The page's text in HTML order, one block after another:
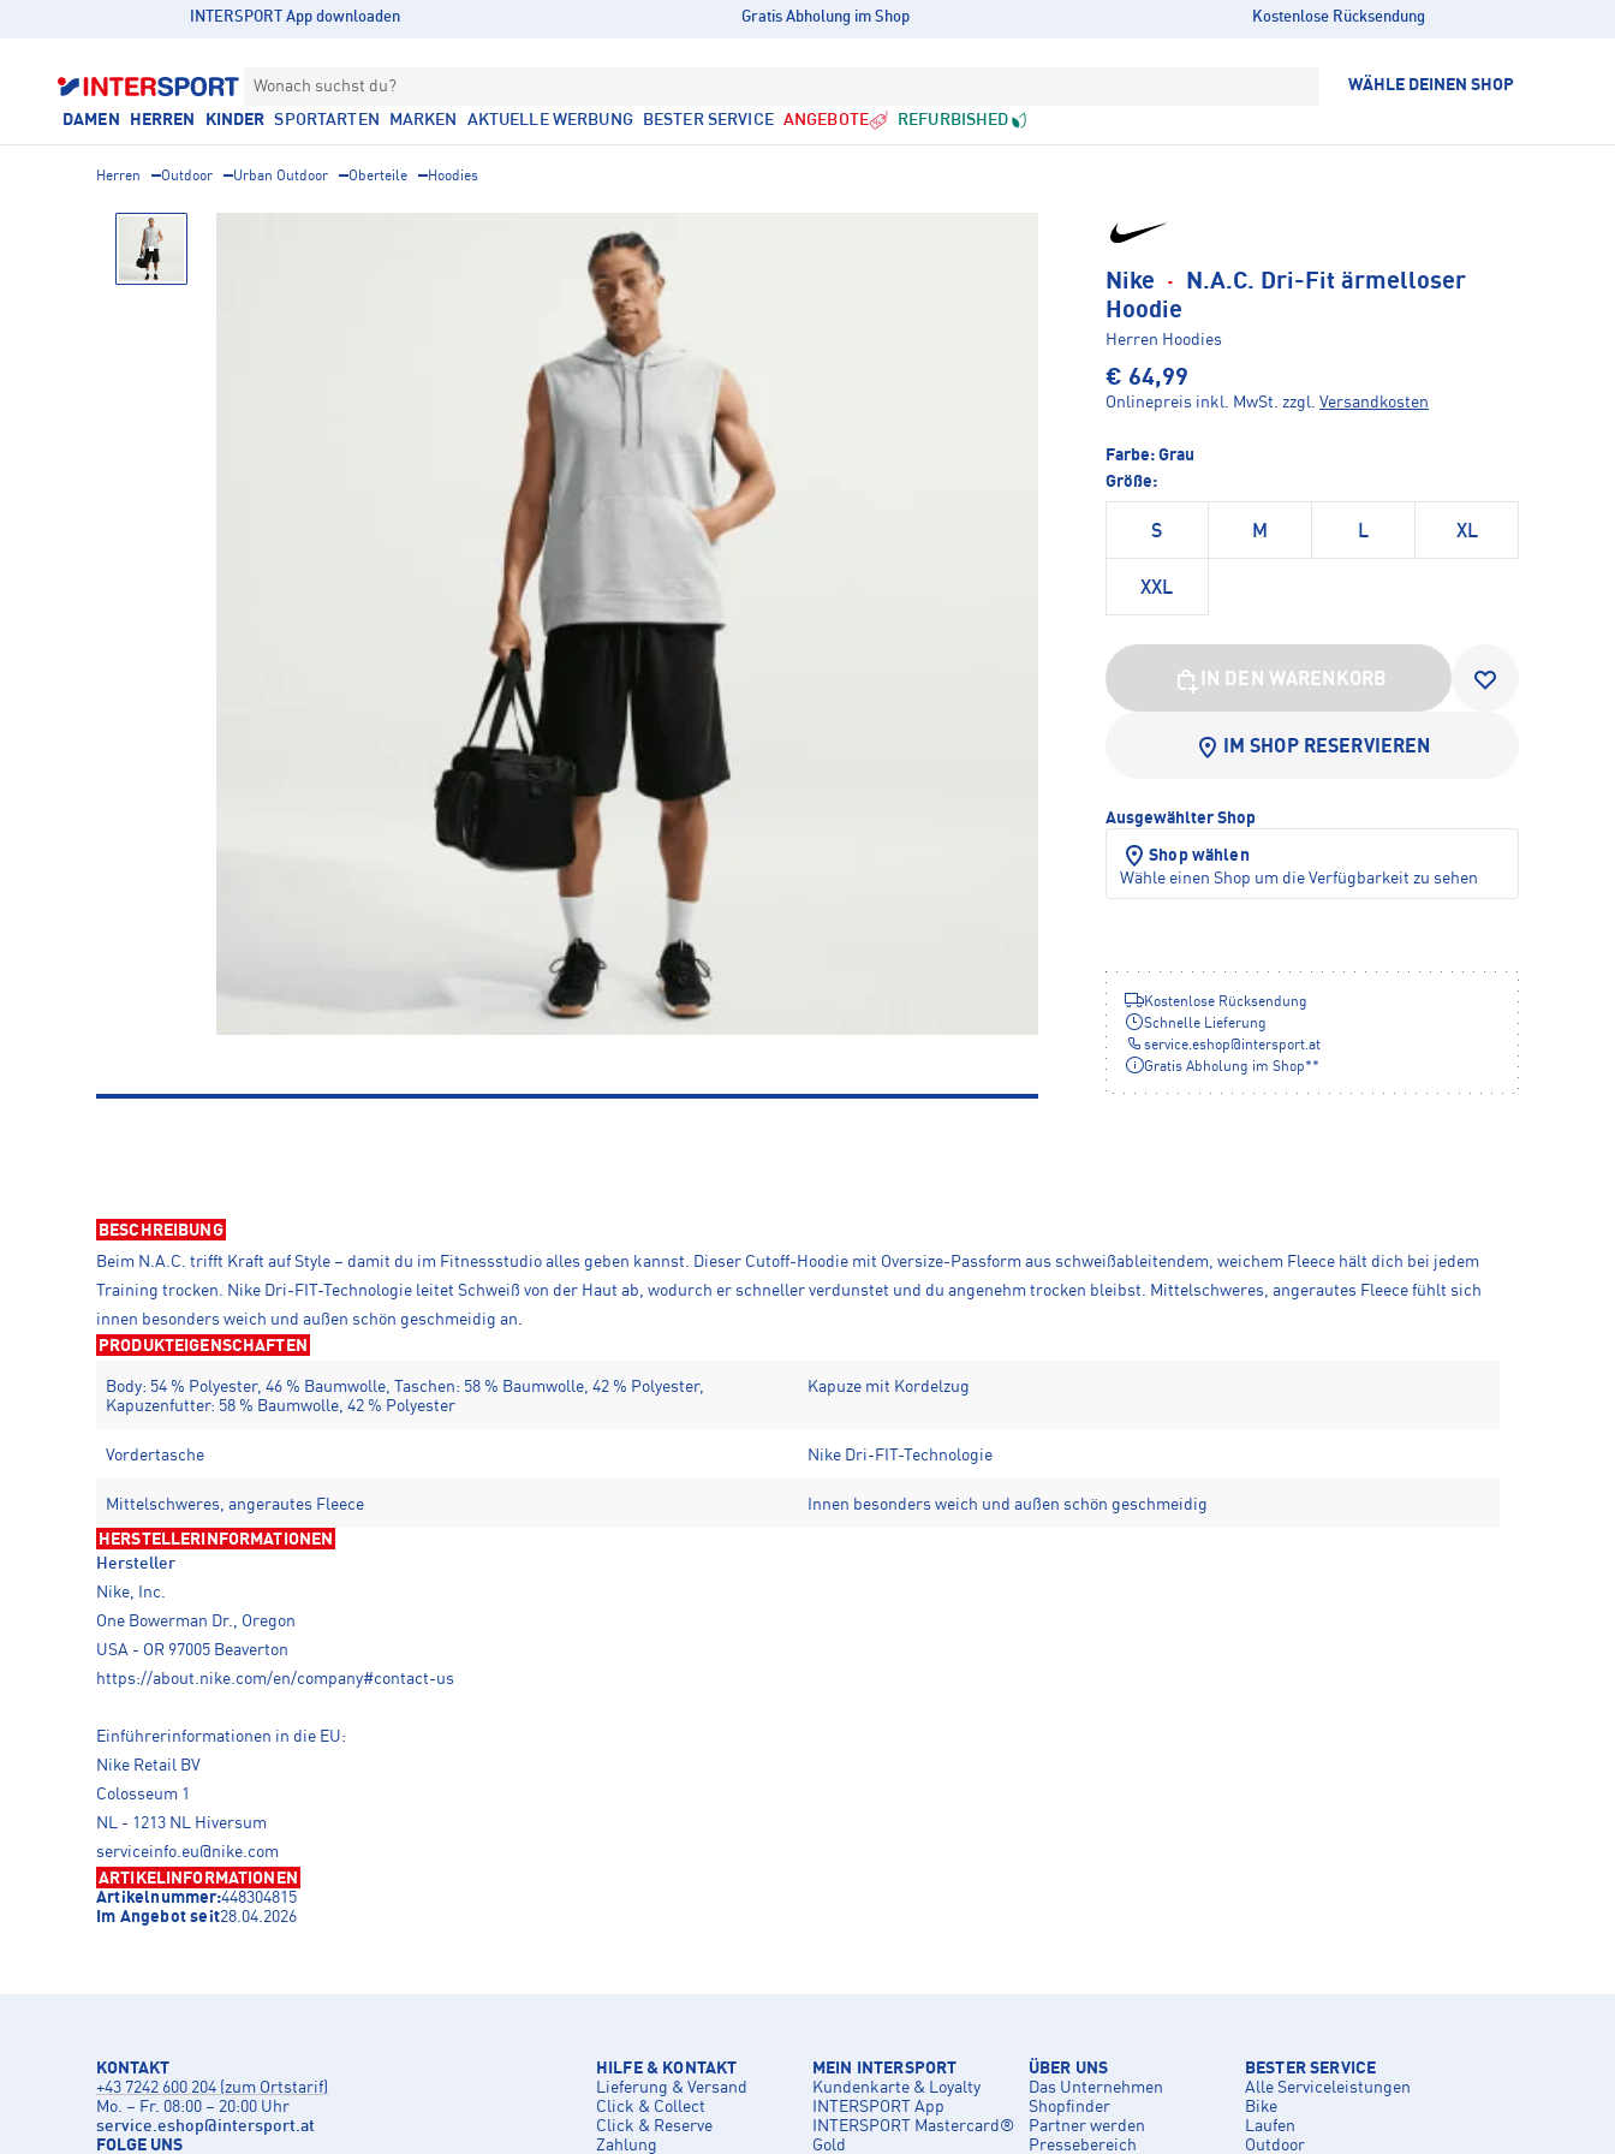
INTERSPORT App downloaden Gratis Abholung im Shop Kostenlose Rücksendung
Wonach suchst du? WÄHLE DEINEN SHOP
DAMEN HERREN KINDER SPORTARTEN MARKEN AKTUELLE WERBUNG BESTER SERVICE ANGEBOTE REFURBISHED
Herren Outdoor Urban Outdoor Oberteile Hoodies
Nike ·
N.A.C. Dri-Fit ärmelloser
Hoodie
Herren Hoodies
€ 64,99
Onlinepreis inkl. MwSt. zzgl. Versandkosten
Farbe: Grau
Größe:
S M L XL
XXL
IN DEN WARENKORB
IM SHOP RESERVIEREN
Ausgewählter Shop
Shop wählen
Wähle einen Shop um die Verfügbarkeit zu sehen
Kostenlose Rücksendung
Schnelle Lieferung
service.eshop@intersport.at
Gratis Abholung im Shop**
BESCHREIBUNG
Beim N.A.C. trifft Kraft auf Style – damit du im Fitnessstudio alles geben kannst. Dieser Cutoff-Hoodie mit Oversize-Passform aus schweißableitendem, weichem Fleece hält dich bei jedem
Training trocken. Nike Dri-FIT-Technologie leitet Schweiß von der Haut ab, wodurch er schneller verdunstet und du angenehm trocken bleibst. Mittelschweres, angerautes Fleece fühlt sich
innen besonders weich und außen schön geschmeidig an.
PRODUKTEIGENSCHAFTEN
Body: 54 % Polyester, 46 % Baumwolle, Taschen: 58 % Baumwolle, 42 % Polyester,
Kapuzenfutter: 58 % Baumwolle, 42 % Polyester
Kapuze mit Kordelzug
Vordertasche Nike Dri-FIT-Technologie
Mittelschweres, angerautes Fleece Innen besonders weich und außen schön geschmeidig
HERSTELLERINFORMATIONEN
Hersteller
Nike, Inc.
One Bowerman Dr., Oregon
USA - OR 97005 Beaverton
https://about.nike.com/en/company#contact-us
Einführerinformationen in die EU:
Nike Retail BV
Colosseum 1
NL - 1213 NL Hiversum
serviceinfo.eu@nike.com
ARTIKELINFORMATIONEN
Artikelnummer:448304815
Im Angebot seit28.04.2026
KONTAKT
+43 7242 600 204 (zum Ortstarif)
Mo. – Fr. 08:00 – 20:00 Uhr
service.eshop@intersport.at
FOLGE UNS
HILFE & KONTAKT
Lieferung & Versand
Click & Collect
Click & Reserve
Zahlung
MEIN INTERSPORT
Kundenkarte & Loyalty
INTERSPORT App
INTERSPORT Mastercard®
Gold
ÜBER UNS
Das Unternehmen
Shopfinder
Partner werden
Pressebereich
BESTER SERVICE
Alle Serviceleistungen
Bike
Laufen
Outdoor